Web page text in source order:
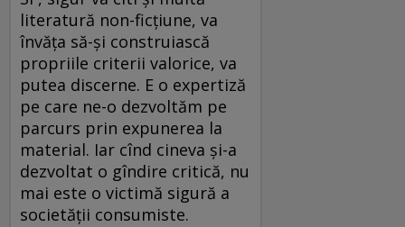
literatură non-ficţiune, va
învăţa să-şi construiască
propriile criterii valorice, va
putea discerne. E o expertiză
pe care ne-o dezvoltăm pe
parcurs prin expunerea la
material. Iar cînd cineva şi-a
dezvoltat o gîndire critică, nu
mai este o victimă sigură a
societăţii consumiste.